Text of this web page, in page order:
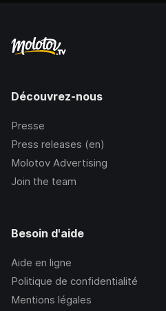
Découvrez-nous
Presse
Press releases (en)
Molotov Advertising
Join the team
Besoin d'aide
Aide en ligne
Politique de confidentialité
Mentions légales